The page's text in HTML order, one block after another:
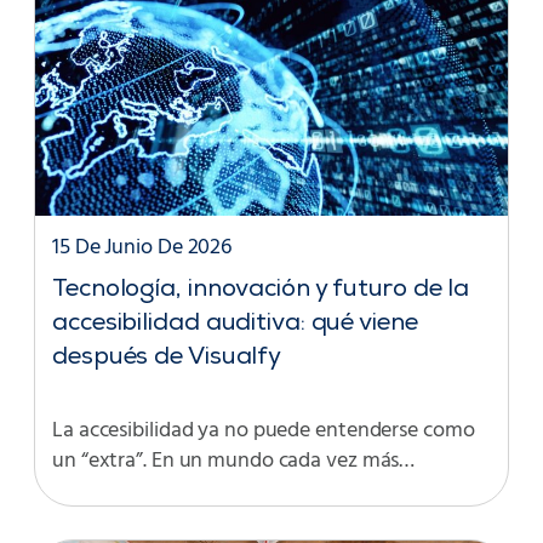
Tecnología, innovación y futuro de la
accesibilidad auditiva: qué viene
después de Visualfy
15 De Junio De 2026
La accesibilidad ya no puede entenderse como
un “extra”. En un mundo cada vez más…